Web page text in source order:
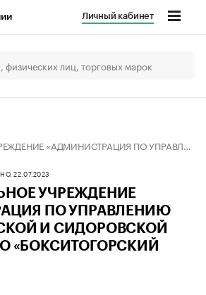
Личный кабинет
МУНИЦИПАЛЬНОЕ УЧРЕЖДЕНИЕ «АДМИНИСТРАЦИЯ ПО УПРАВЛЕНИЮ РАДОГОЩИНСКОЙ И СИДОРОВСКОЙ ВОЛОСТЯМ МО «БОКСИТОГОРСКИЙ РАЙОН»
22.07.2023
УЧРЕЖДЕНИЕ
ПО УПРАВЛЕНИЮ
И СИДОРОВСКОЙ
«БОКСИТОГОРСКИЙ